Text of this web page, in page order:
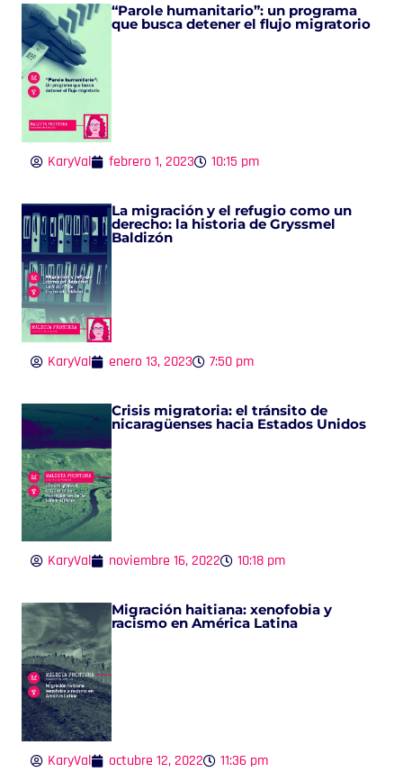
“Parole humanitario”: un programa
que busca detener el flujo migratorio
KaryVal febrero 1, 2023 10:15 pm
La migración y el refugio como un
derecho: la historia de Gryssmel
Baldizón
KaryVal enero 13, 2023 7:50 pm
Crisis migratoria: el tránsito de
nicaragüenses hacia Estados Unidos
KaryVal noviembre 16, 2022 10:18 pm
Migración haitiana: xenofobia y
racismo en América Latina
KaryVal octubre 12, 2022 11:36 pm